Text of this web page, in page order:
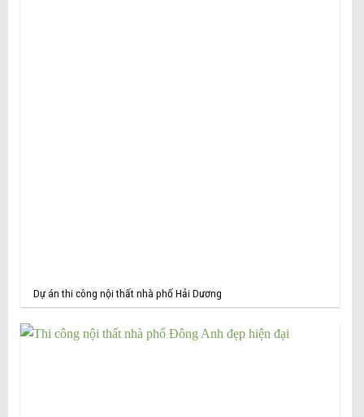
Dự án thi công nội thất nhà phố Hải Dương